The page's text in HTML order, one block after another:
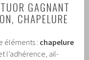
GAGNANT
CHAPELURE
éléments : chapelure
l’adhérence, ail-